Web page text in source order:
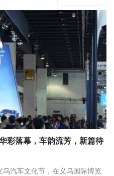
彩落幕，车韵流芳，新篇待
汽车文化节，在义乌国际博览